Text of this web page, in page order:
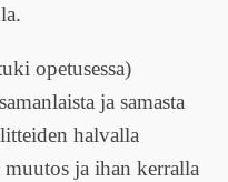
opetusessa)
ja samasta
halvalla
ja ihan kerralla